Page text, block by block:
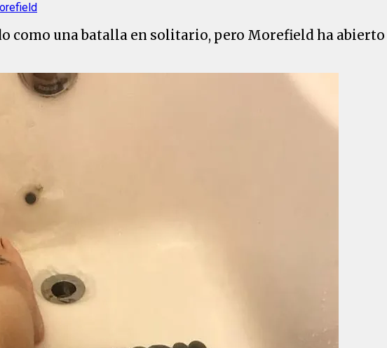
como una batalla en solitario, pero Morefield ha